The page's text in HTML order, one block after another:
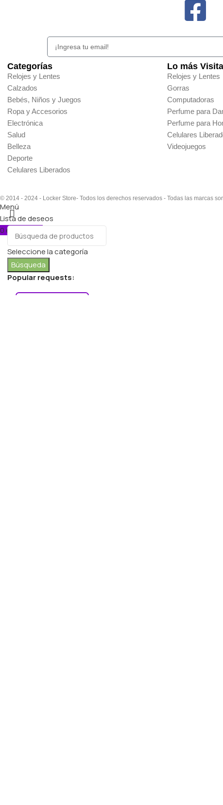
Categorías
Relojes y Lentes
Calzados
Bebés, Niños y Juegos
Ropa y Accesorios
Electrónica
Salud
Belleza
Deporte
Celulares Liberados
Lo más
Relojes y Lentes
Gorras
Computadoras
Perfume para
Perfume para
Celulares
Videojuegos
© 2014 - 2024 - Locker Store- Todos los derechos reservados - Todas las marcas
Seleccione la categoría
Búsqueda
Popular requests:
Menú
Lista de deseos
0 elementos